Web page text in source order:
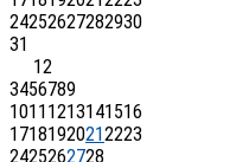
24252627282930
31
12
3456789
1011 1213141516
17181920212223
2425262728